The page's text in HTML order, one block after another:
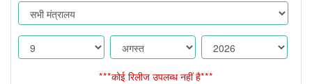
***कोई रिलीज उपलब्ध नहीं है***